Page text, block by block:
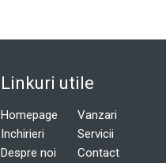
Linkuri utile
Homepage
Vanzari
Inchirieri
Servicii
Despre noi
Contact